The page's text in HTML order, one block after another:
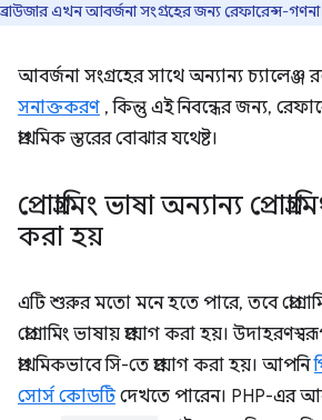
ব্রাউজার এখন আবর্জনা সংগ্রহের জন্য রেফারেন্স-গণনা
আবর্জনা সংগ্রহের সাথে অন্যান্য চ্যালেঞ্জ
সনাক্তকরণ , কিন্তু এই নিবন্ধের জন্য,
প্রাথমিক স্তরের বোঝার যথেষ্ট।
প্রোগ্রামিং ভাষা অন্যান্য
করা হয়
এটি শুরুর মতো মনে হতে পারে, তবে
প্রোগ্রামিং ভাষায় প্রয়োগ করা হয়।
প্রাথমিকভাবে সি-তে প্রয়োগ করা হয়। আপনি
সোর্স কোডটিদেখতে পারেন। PHP-এর